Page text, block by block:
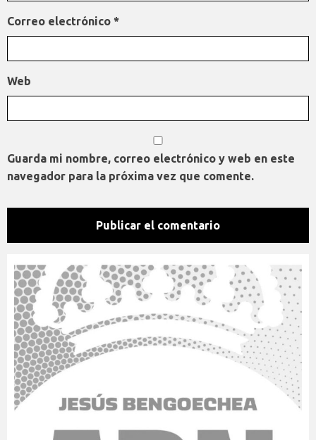
Correo electrónico *
Web
Guarda mi nombre, correo electrónico y web en este
navegador para la próxima vez que comente.